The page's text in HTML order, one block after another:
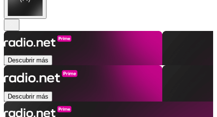
Descubrir más
Descubrir más